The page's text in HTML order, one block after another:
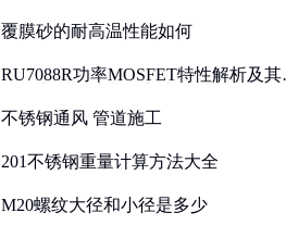
覆膜砂的耐高温性能如何
RU7088R功率MOSFET特性解析及其
不锈钢通风 管道施工
201不锈钢重量计算方法大全
M20螺纹大径和小径是多少